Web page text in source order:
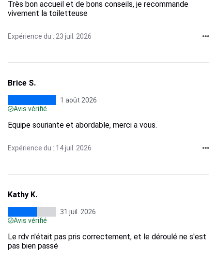
Très bon accueil et de bons conseils, je recommande
vivement la toiletteuse
Expérience du : 23 juil. 2026
Brice S.
1 août 2026
Avis vérifié
Equipe souriante et abordable, merci a vous.
Expérience du : 14 juil. 2026
Kathy K.
31 juil. 2026
Avis vérifié
Le rdv n'était pas pris correctement, et le déroulé ne s'est
pas bien passé